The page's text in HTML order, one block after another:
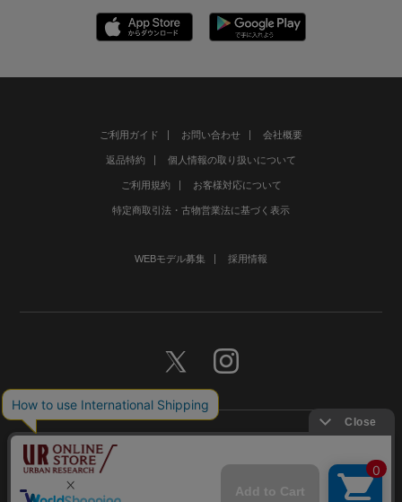
ご利用ガイド お問い合わせ 会社概要
返品特約 個人情報の取り扱いについて
ご利用規約 お客様対応について
特定商取引法・古物営業法に基づく表示
WEBモデル募集 採用情報